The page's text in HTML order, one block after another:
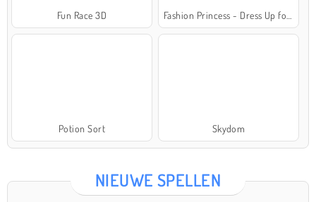
Fun Race 3D
Potion Sort Skydom
NIEUWE SPELLEN